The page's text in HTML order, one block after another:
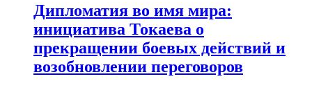
Дипломатия во имя мира:
инициатива Токаева о
прекращении боевых действий и
возобновлении переговоров